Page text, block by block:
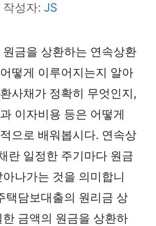
작성자: JS
금을 상환하는 연속상환
떻게 이루어지는지 알아
사채가 정확히 무엇인지,
이자비용 등은 어떻게
으로 배워봅시다. 연속상
란 일정한 주기마다 원금
나가는 것을 의미합니
택담보대출의 원리금 상
금액의 원금을 상환하